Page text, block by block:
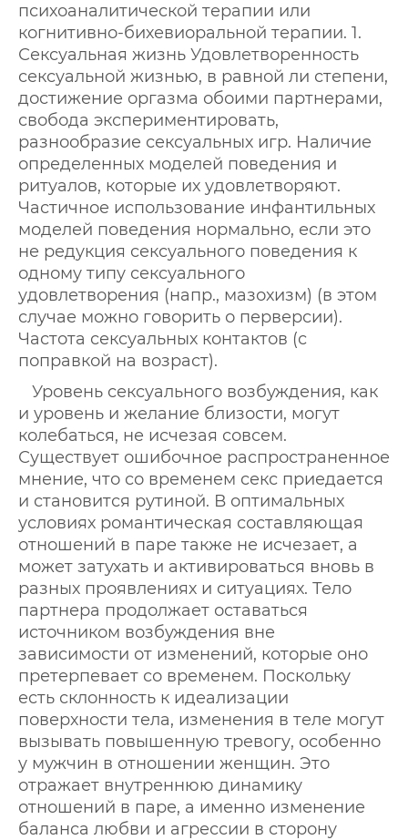
психоаналитической терапии или
когнитивно-бихевиоральной терапии. 1.
Сексуальная жизнь Удовлетворенность
сексуальной жизнью, в равной ли степени,
достижение оргазма обоими партнерами,
свобода экспериментировать,
разнообразие сексуальных игр. Наличие
определенных моделей поведения и
ритуалов, которые их удовлетворяют.
Частичное использование инфантильных
моделей поведения нормально, если это
не редукция сексуального поведения к
одному типу сексуального
удовлетворения (напр., мазохизм) (в этом
случае можно говорить о перверсии).
Частота сексуальных контактов (с
поправкой на возраст).
Уровень сексуального возбуждения, как
и уровень и желание близости, могут
колебаться, не исчезая совсем.
Существует ошибочное распространенное
мнение, что со временем секс приедается
и становится рутиной. В оптимальных
условиях романтическая составляющая
отношений в паре также не исчезает, а
может затухать и активироваться вновь в
разных проявлениях и ситуациях. Тело
партнера продолжает оставаться
источником возбуждения вне
зависимости от изменений, которые оно
претерпевает со временем. Поскольку
есть склонность к идеализации
поверхности тела, изменения в теле могут
вызывать повышенную тревогу, особенно
у мужчин в отношении женщин. Это
отражает внутреннюю динамику
отношений в паре, а именно изменение
баланса любви и агрессии в сторону